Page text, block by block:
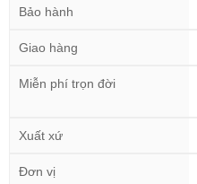
Bảo hành
Giao hàng
Miễn phí trọn đời
Xuất xứ
Đơn vị